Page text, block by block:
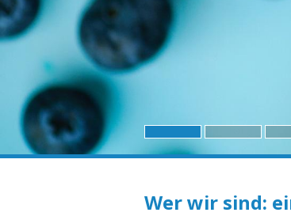
Für die
Wer wir sind: